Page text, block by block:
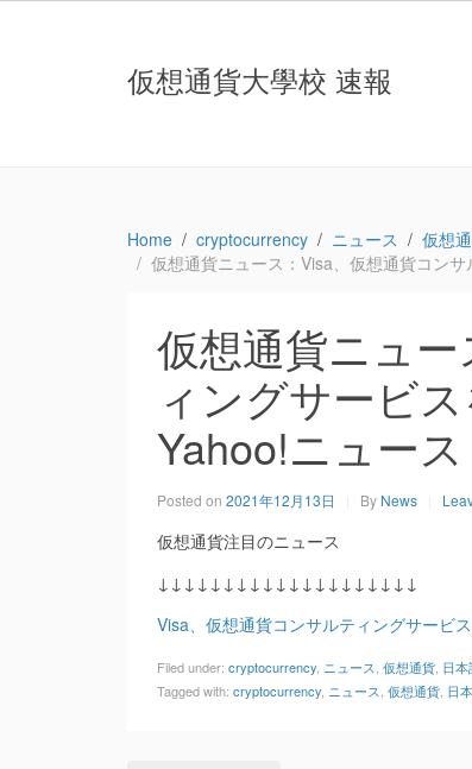
仮想通貨大學校 速報
Home cryptocurrency ニュース 仮想
仮想通貨ニュース：Visa、仮想通貨コン
仮想通貨ニュ
ィングサービ
Yahoo!ニュー
Posted on 2021年12月13日 By News
仮想通貨注目のニュース
↓↓↓↓↓↓↓↓↓↓↓↓↓↓↓↓↓↓↓↓
Visa、仮想通貨コンサルティングサービ
Filed under: cryptocurrency ニュース 仮想通貨 日本
Tagged with: cryptocurrency ニュース 仮想通貨 日